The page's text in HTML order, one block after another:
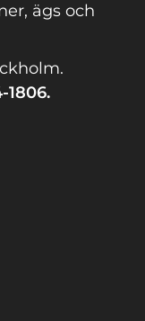
ägs och
1806.